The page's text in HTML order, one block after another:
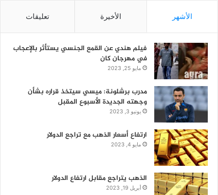
الأشهر الأخيرة تعليقات
فيلم هندي عن القمع الجنسي يستأثر بالإعجاب
في مهرجان كان
مايو 25, 2023
مدرب برشلونة: ميسي سيتخذ قراره بشأن
وجهته الجديدة الأسبوع المقبل
يونيو 3, 2023
ارتفاع أسعار الذهب مع تراجع الدولار
مايو 4, 2023
الذهب يتراجع مقابل ارتفاع الدولار
أبريل 19, 2023